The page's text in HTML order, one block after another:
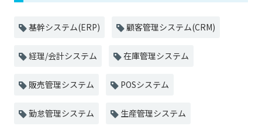
基幹システム(ERP) 顧客管理システム(CRM)
経理/会計システム 在庫管理システム
販売管理システム POSシステム
勤怠管理システム 生産管理システム